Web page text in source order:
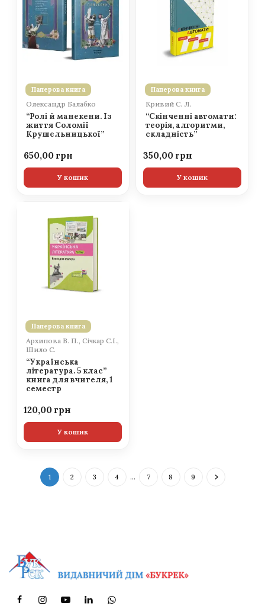
Паперова книга
Олександр Балабко
“Ролі й манекени. Із
життя Соломії
Крушельницької”
650,00
У кошик
Паперова книга
Кривий С. Л.
“Скінченні автомати:
теорія, алгоритми,
складність”
350,00
У кошик
Паперова книга
Архипова В. П., Січкар С.І.,
Шило С.
“Українська
література. 5 клас”
книга для вчителя, 1
семестр
120,00
У кошик
1 2 3 4 … 7 8 9